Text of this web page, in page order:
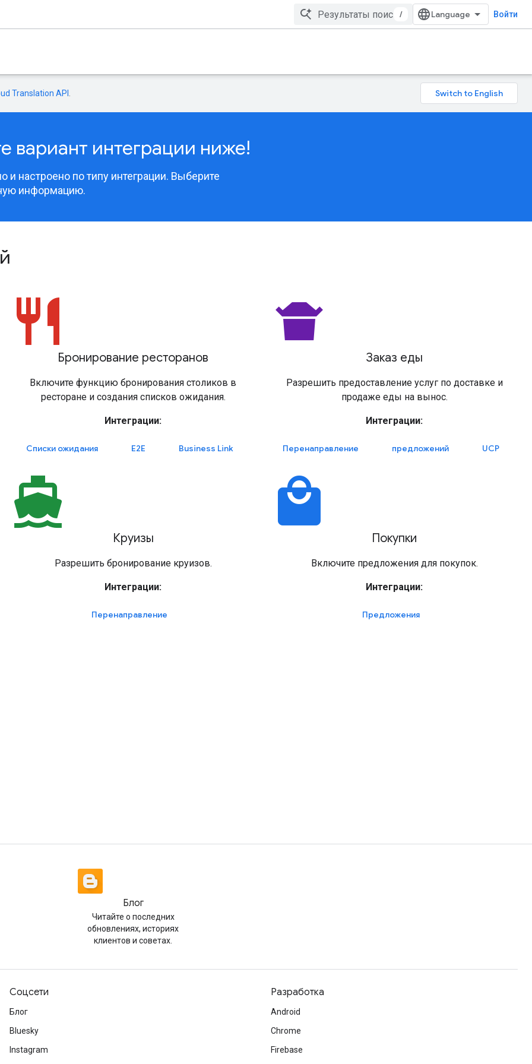
/ Войти
Translation API
вариант интеграции ниже!
и настроено по типу интеграции. Выберите
информацию.
restaurant
Бронирование ресторанов
Включите функцию бронирования столиков в
ресторане и создания списков ожидания.
Интеграции:
Списки ожидания E2E Business Link
takeout_dining
Заказ еды
Разрешить предоставление услуг по доставке и
продаже еды на вынос.
Интеграции:
Перенаправление предложений UCP
directions_boat
Круизы
Разрешить бронирование круизов.
Интеграции:
Перенаправление
local_mall
Покупки
Включите предложения для покупок.
Интеграции:
Предложения
Блог
Читайте о последних
обновлениях, историях
клиентов и советах.
Соцсети
Блог
Bluesky
Instagram
Разработка
Android
Chrome
Firebase